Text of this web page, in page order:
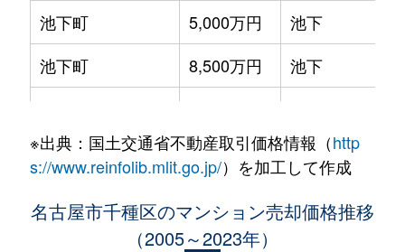
池下町
5,000万円
池下
池下町
8,500万円
池下
池園町
240万円
本山(愛知)
410万円
※出典：国土交通省不動産取引価格情報（http
s://www.reinfolib.mlit.go.jp/）を加工して作成
名古屋市千種区のマンション売却価格推移
（2005～2023年）